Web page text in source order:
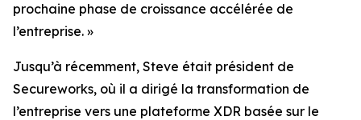
prochaine phase de croissance accélérée de
l’entreprise. »
Jusqu’à récemment, Steve était président de
Secureworks, où il a dirigé la transformation de
l’entreprise vers une plateforme XDR basée sur le